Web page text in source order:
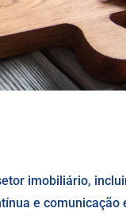
imobiliário,
e comunicação